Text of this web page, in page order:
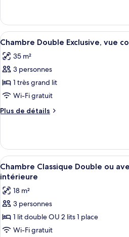
avec
lits
jumeaux,
vue
montagne
(Four
Poster)
le
type
de
Chambre
Deluxe
lits
jumeaux,
montagne
Afficher
toutes
les
photos
pour
ce
type
de
Chambre
Double
Exclusive,
vue
cour
intérieure
Un
3
Chambre Double Exclusive, vue
35 m²
3 personnes
1 très grand lit
Wi-Fi gratuit
Plus de détails
Plus
le
type
de
chambre
Double
Exclusive,
cour
intérieure
Afficher
toutes
les
photos
pour
ce
type
3
Chambre Classique Double ou
intérieure
18 m²
3 personnes
1 lit double OU 2 lits 1 place
Wi-Fi gratuit